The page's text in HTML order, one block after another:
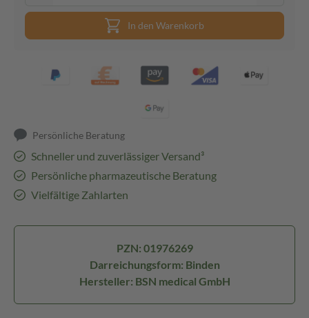
In den Warenkorb
Persönliche Beratung
Schneller und zuverlässiger Versand³
Persönliche pharmazeutische Beratung
Vielfältige Zahlarten
PZN: 01976269
Darreichungsform: Binden
Hersteller: BSN medical GmbH